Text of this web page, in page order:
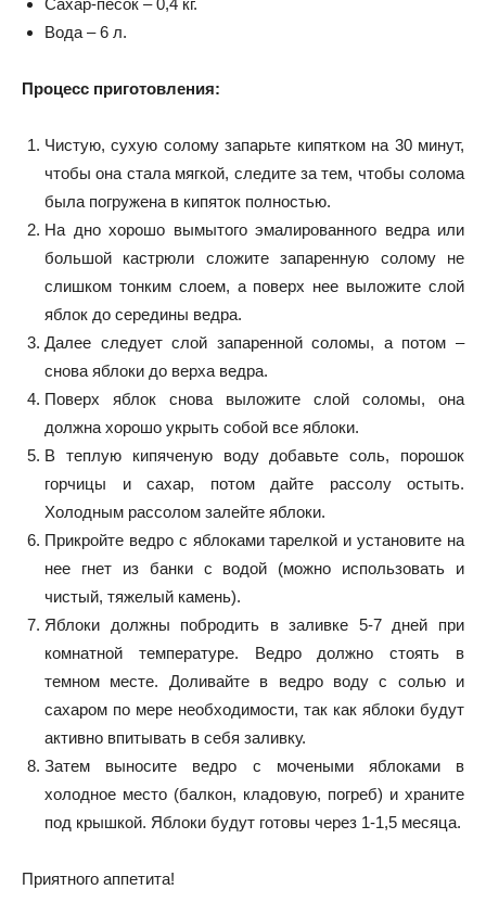
Сахар-песок – 0,4 кг.
Вода – 6 л.
Процесс приготовления:
Чистую, сухую солому запарьте кипятком на 30 минут,
чтобы она стала мягкой, следите за тем, чтобы солома
была погружена в кипяток полностью.
На дно хорошо вымытого эмалированного ведра или
большой кастрюли сложите запаренную солому не
слишком тонким слоем, а поверх нее выложите слой
яблок до середины ведра.
Далее следует слой запаренной соломы, а потом –
снова яблоки до верха ведра.
Поверх яблок снова выложите слой соломы, она
должна хорошо укрыть собой все яблоки.
В теплую кипяченую воду добавьте соль, порошок
горчицы и сахар, потом дайте рассолу остыть.
Холодным рассолом залейте яблоки.
Прикройте ведро с яблоками тарелкой и установите на
нее гнет из банки с водой (можно использовать и
чистый, тяжелый камень).
Яблоки должны побродить в заливке 5-7 дней при
комнатной температуре. Ведро должно стоять в
темном месте. Доливайте в ведро воду с солью и
сахаром по мере необходимости, так как яблоки будут
активно впитывать в себя заливку.
Затем выносите ведро с мочеными яблоками в
холодное место (балкон, кладовую, погреб) и храните
под крышкой. Яблоки будут готовы через 1-1,5 месяца.
Приятного аппетита!